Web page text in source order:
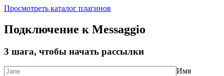
Просмотреть каталог плагинов
Подключение к Messaggio
3 шага, чтобы начать рассылки
Имя